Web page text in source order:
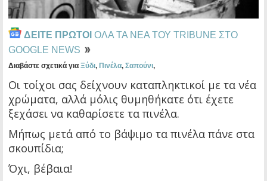
ΔΕΙΤΕ ΠΡΩΤΟΙ ΟΛΑ ΤΑ ΝΕΑ ΤΟΥ TRIBUNE ΣΤΟ
GOOGLE NEWS
Διαβάστε σχετικά για Ξύδι, Πινέλα, Σαπούνι,
Οι τοίχοι σας δείχνουν καταπληκτικοί με τα νέα
χρώματα, αλλά μόλις θυμηθήκατε ότι έχετε
ξεχάσει να καθαρίσετε τα πινέλα.
Μήπως μετά από το βάψιμο τα πινέλα πάνε στα
σκουπίδια;
Όχι, βέβαια!